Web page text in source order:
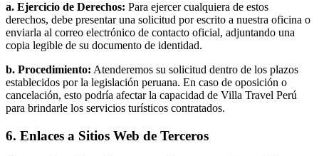
a. Ejercicio de Derechos: Para ejercer cualquiera de estos
derechos, debe presentar una solicitud por escrito a nuestra oficina o
enviarla al correo electrónico de contacto oficial, adjuntando una
copia legible de su documento de identidad.
b. Procedimiento: Atenderemos su solicitud dentro de los plazos
establecidos por la legislación peruana. En caso de oposición o
cancelación, esto podría afectar la capacidad de Villa Travel Perú
para brindarle los servicios turísticos contratados.
6. Enlaces a Sitios Web de Terceros